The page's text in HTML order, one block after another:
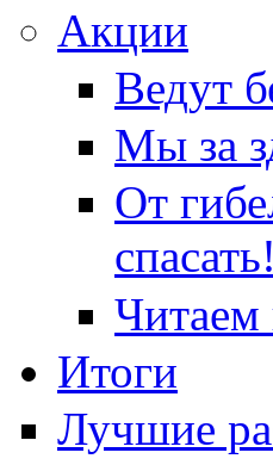
Акции
Ведут
Мы за
От
спасать!
Читаем
Итоги
Лучшие